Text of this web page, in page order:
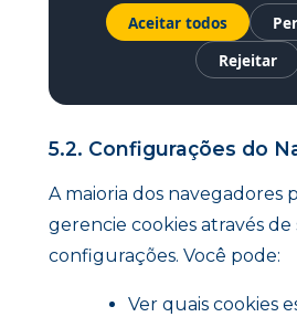
Aceitar todos
Rejeitar
5.2. Configurações do
A maioria dos navegadores
gerencie cookies através de
configurações. Você pode:
Ver quais cookies